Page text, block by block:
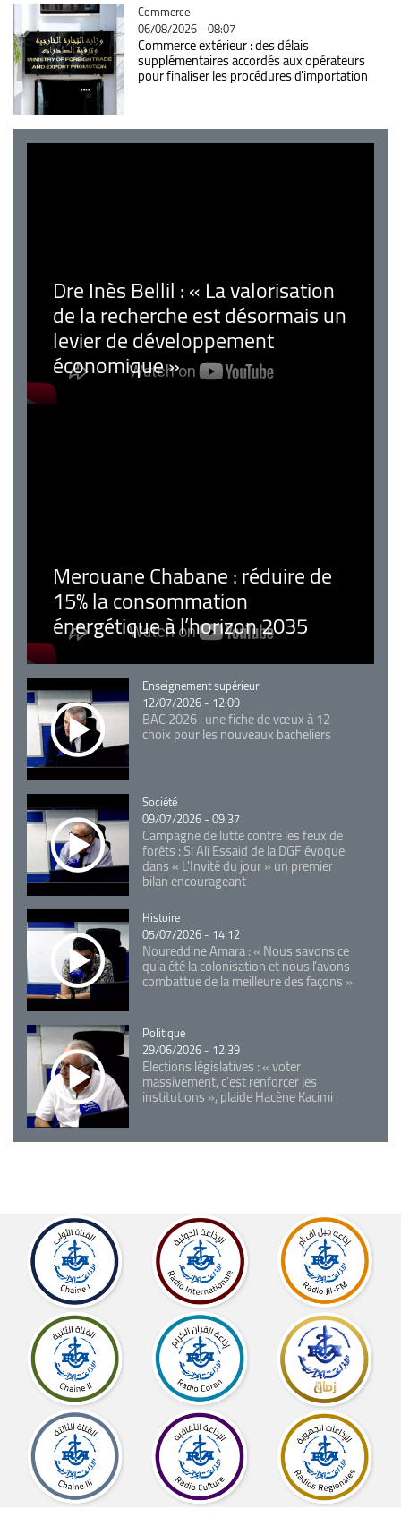
Catégorie
Commerce
06/08/2026 - 08:07
Commerce extérieur : des délais
supplémentaires accordés aux opérateurs
pour finaliser les procédures d'importation
Dre Inès Bellil : « La valorisation
de la recherche est désormais un
levier de développement
économique »
Merouane Chabane : réduire de
15% la consommation
énergétique à l’horizon 2035
Catégorie
Enseignement supérieur
12/07/2026 - 12:09
BAC 2026 : une fiche de vœux à 12
choix pour les nouveaux bacheliers
Catégorie
Société
09/07/2026 - 09:37
Campagne de lutte contre les feux de
forêts : Si Ali Essaid de la DGF évoque
dans « L'Invité du jour » un premier
bilan encourageant
Catégorie
Histoire
05/07/2026 - 14:12
Noureddine Amara : « Nous savons ce
qu’a été la colonisation et nous l’avons
combattue de la meilleure des façons »
Catégorie
Politique
29/06/2026 - 12:39
Elections législatives : « voter
massivement, c'est renforcer les
institutions », plaide Hacène Kacimi